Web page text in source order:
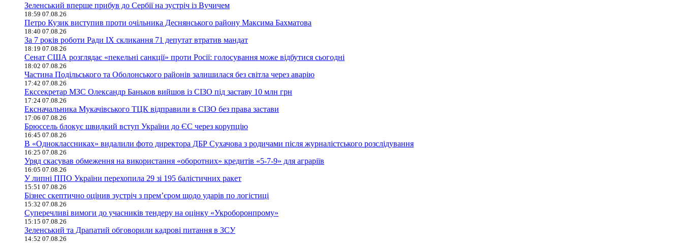
Зеленський вперше прибув до Сербії на зустріч із Вучичем
18:59 07.08.26
Петро Кузик виступив проти очільника Деснянського району Максима Бахматова
18:40 07.08.26
За 7 років роботи Ради IX скликання 71 депутат втратив мандат
18:19 07.08.26
Сенат США розглядає «пекельні санкції» проти Росії: голосування може відбутися сьогодні
18:02 07.08.26
Частина Подільського та Оболонського районів залишилася без світла через аварію
17:42 07.08.26
Екссекретар МЗС Олександр Баньков вийшов із СІЗО під заставу 10 млн грн
17:24 07.08.26
Ексначальника Мукачівського ТЦК відправили в СІЗО без права застави
17:06 07.08.26
Брюссель блокує швидкий вступ України до ЄС через корупцію
16:45 07.08.26
В «Одноклассниках» видалили фото директора ДБР Сухачова з родичами після журналістського розслідування
16:25 07.08.26
Уряд скасував обмеження на використання «оборотних» кредитів «5-7-9» для аграріїв
16:05 07.08.26
У липні ППО України перехопила 29 зі 195 балістичних ракет
15:51 07.08.26
Бізнес скептично оцінив зустріч з прем’єром щодо ударів по логістиці
15:32 07.08.26
Суперечливі вимоги до учасників тендеру на оцінку «Укроборонпрому»
15:15 07.08.26
Зеленський та Драпатий обговорили кадрові питання в ЗСУ
14:52 07.08.26